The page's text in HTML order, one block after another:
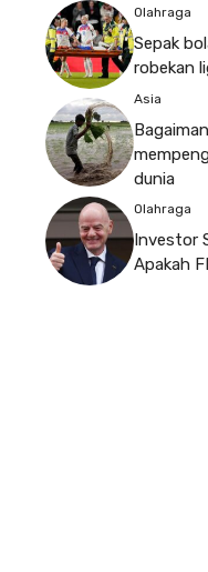
Olahraga
Sepak
robekan
Asia
dunia
Olahraga
Investor
Apakah